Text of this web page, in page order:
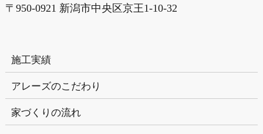
〒950-0921 新潟市中央区京王1-10-32
施工実績
アレーズのこだわり
家づくりの流れ